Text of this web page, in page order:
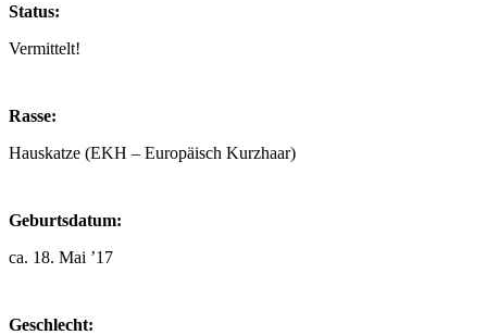
Status:
Vermittelt!
Rasse:
Hauskatze (EKH – Europäisch Kurzhaar)
Geburtsdatum:
ca. 18. Mai ’17
Geschlecht: